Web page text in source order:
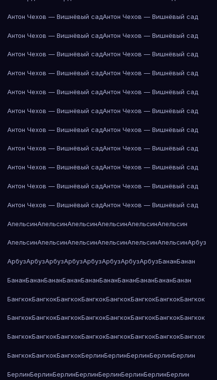
Антон Чехов — Вишнёвый садАнтон Чехов — Вишнёвый сад
Антон Чехов — Вишнёвый садАнтон Чехов — Вишнёвый сад
Антон Чехов — Вишнёвый садАнтон Чехов — Вишнёвый сад
Антон Чехов — Вишнёвый садАнтон Чехов — Вишнёвый сад
Антон Чехов — Вишнёвый садАнтон Чехов — Вишнёвый сад
Антон Чехов — Вишнёвый садАнтон Чехов — Вишнёвый сад
Антон Чехов — Вишнёвый садАнтон Чехов — Вишнёвый сад
Антон Чехов — Вишнёвый садАнтон Чехов — Вишнёвый сад
Антон Чехов — Вишнёвый садАнтон Чехов — Вишнёвый сад
Антон Чехов — Вишнёвый садАнтон Чехов — Вишнёвый сад
Антон Чехов — Вишнёвый садАнтон Чехов — Вишнёвый сад
АпельсинАпельсинАпельсинАпельсинАпельсинАпельсин
АпельсинАпельсинАпельсинАпельсинАпельсинАпельсинАрбуз
АрбузАрбузАрбузАрбузАрбузАрбузАрбузАрбузБананБанан
БананБананБананБананБананБананБананБананБананБанан
БангкокБангкокБангкокБангкокБангкокБангкокБангкокБангкок
БангкокБангкокБангкокБангкокБангкокБангкокБангкокБангкок
БангкокБангкокБангкокБангкокБангкокБангкокБангкокБангкок
БангкокБангкокБангкокБерлинБерлинБерлинБерлинБерлин
БерлинБерлинБерлинБерлинБерлинБерлинБерлинБерлин